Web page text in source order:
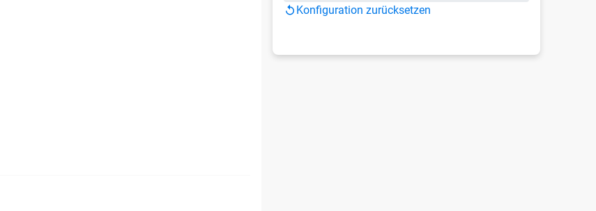
Konfiguration zurücksetzen